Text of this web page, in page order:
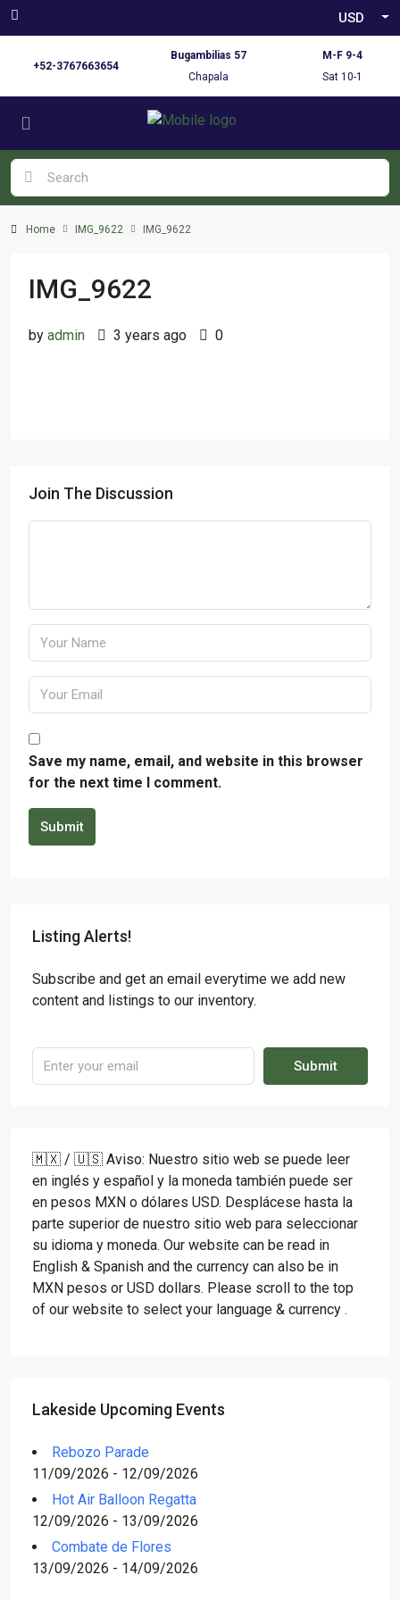
USD
+52-3767663654
Bugambilias 57
Chapala
M-F 9-4
Sat 10-1
Home IMG_9622 IMG_9622
IMG_9622
by admin 3 years ago 0
Join The Discussion
Save my name, email, and website in this browser
for the next time I comment.
Submit
Listing Alerts!
Subscribe and get an email everytime we add new
content and listings to our inventory.
Submit
🇲🇽 / 🇺🇸 Aviso: Nuestro sitio web se puede leer
en inglés y español y la moneda también puede ser
en pesos MXN o dólares USD. Desplácese hasta la
parte superior de nuestro sitio web para seleccionar
su idioma y moneda. Our website can be read in
English & Spanish and the currency can also be in
MXN pesos or USD dollars. Please scroll to the top
of our website to select your language & currency .
Lakeside Upcoming Events
Rebozo Parade
11/09/2026 - 12/09/2026
Hot Air Balloon Regatta
12/09/2026 - 13/09/2026
Combate de Flores
13/09/2026 - 14/09/2026